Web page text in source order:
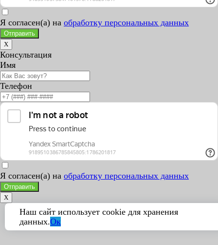
Я согласен(а) на обработку персональных данных
Отправить
X
Консультация
Имя
Телефон
Я согласен(а) на обработку персональных данных
Отправить
X
Наш сайт использует cookie для хранения
данных.Ок